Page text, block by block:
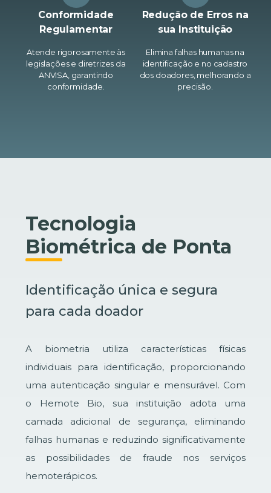
Conformidade
Regulamentar
Atende rigorosamente às
legislações e diretrizes da
ANVISA, garantindo
conformidade.
Redução de Erros na
sua Instituição
Elimina falhas humanas na
identificação e no cadastro
dos doadores, melhorando a
precisão.
Tecnologia
Biométrica de Ponta
Identificação única e segura
para cada doador
A biometria utiliza características físicas
individuais para identificação, proporcionando
uma autenticação singular e mensurável. Com
o Hemote Bio, sua instituição adota uma
camada adicional de segurança, eliminando
falhas humanas e reduzindo significativamente
as possibilidades de fraude nos serviços
hemoterápicos.